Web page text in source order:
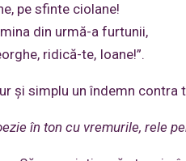
pe sfinte ciolane!
din urmă-a furtunii,
ridică-te, Ioane!”.
și simplu un îndemn
în ton cu vremurile, rele